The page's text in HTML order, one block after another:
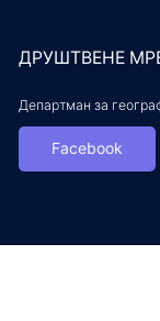
ДРУШТВЕНЕ
Департман за
Facebook